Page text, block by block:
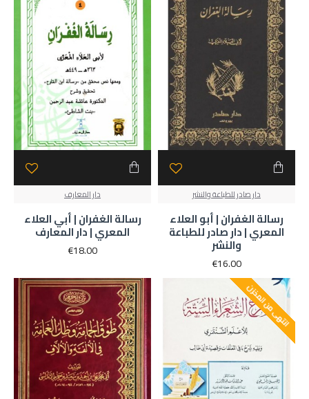
دار صادر للطباعة والنشر
رسالة الغفران | أبو العلاء
المعري | دار صادر للطباعة
والنشر
€16.00
دار المعارف
رسالة الغفران | أبي العلاء
المعري | دار المعارف
€18.00
انتهى من المخزن